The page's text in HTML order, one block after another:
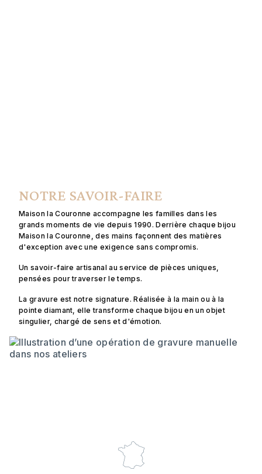
NOTRE SAVOIR-FAIRE
Maison la Couronne accompagne les familles dans les
grands moments de vie depuis 1990. Derrière chaque bijou
Maison la Couronne, des mains façonnent des matières
d'exception avec une exigence sans compromis.
Un savoir-faire artisanal au service de pièces uniques,
pensées pour traverser le temps.
La gravure est notre signature. Réalisée à la main ou à la
pointe diamant, elle transforme chaque bijou en un objet
singulier, chargé de sens et d'émotion.